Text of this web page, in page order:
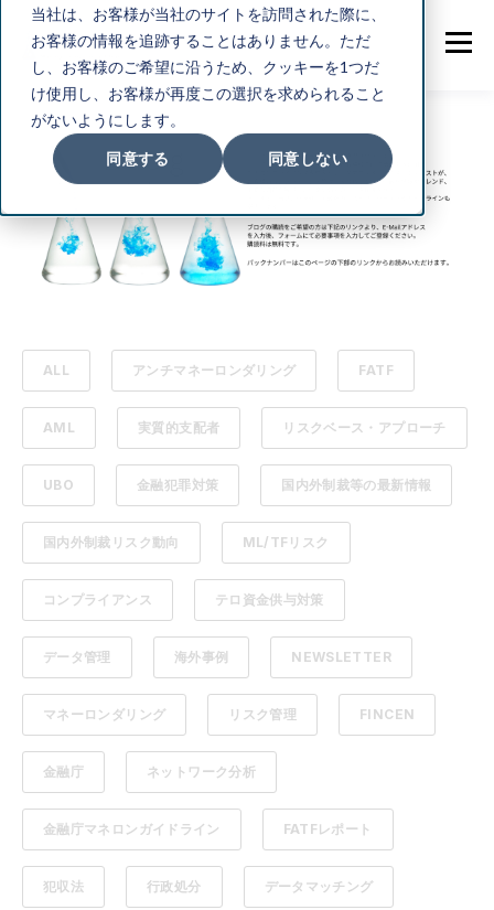
当社は、お客様が当社のサイトを訪問された際に、
お客様の情報を追跡することはありません。ただ
し、お客様のご希望に沿うため、クッキーを1つだ
け使用し、お客様が再度この選択を求められること
がないようにします。
同意する 同意しない
ALL アンチマネーロンダリング FATF
AML 実質的支配者 リスクベース・アプローチ
UBO 金融犯罪対策 国内外制裁等の最新情報
国内外制裁リスク動向 ML/TFリスク
コンプライアンス テロ資金供与対策
データ管理 海外事例 NEWSLETTER
マネーロンダリング リスク管理 FINCEN
金融庁 ネットワーク分析
金融庁マネロンガイドライン FATFレポート
犯収法 行政処分 データマッチング